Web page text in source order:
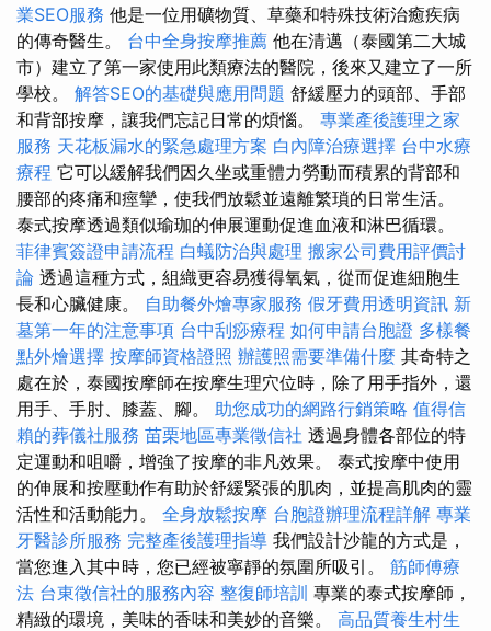
業SEO服務 他是一位用礦物質、草藥和特殊技術治癒疾病
的傳奇醫生。 台中全身按摩推薦 他在清邁（泰國第二大城
市）建立了第一家使用此類療法的醫院，後來又建立了一所
學校。 解答SEO的基礎與應用問題 舒緩壓力的頭部、手部
和背部按摩，讓我們忘記日常的煩惱。 專業產後護理之家
服務 天花板漏水的緊急處理方案 白內障治療選擇 台中水療
療程 它可以緩解我們因久坐或重體力勞動而積累的背部和
腰部的疼痛和痙攣，使我們放鬆並遠離繁瑣的日常生活。
泰式按摩透過類似瑜珈的伸展運動促進血液和淋巴循環。
菲律賓簽證申請流程 白蟻防治與處理 搬家公司費用評價討
論 透過這種方式，組織更容易獲得氧氣，從而促進細胞生
長和心臟健康。 自助餐外燴專家服務 假牙費用透明資訊 新
墓第一年的注意事項 台中刮痧療程 如何申請台胞證 多樣餐
點外燴選擇 按摩師資格證照 辦護照需要準備什麼 其奇特之
處在於，泰國按摩師在按摩生理穴位時，除了用手指外，還
用手、手肘、膝蓋、腳。 助您成功的網路行銷策略 值得信
賴的葬儀社服務 苗栗地區專業徵信社 透過身體各部位的特
定運動和咀嚼，增強了按摩的非凡效果。 泰式按摩中使用
的伸展和按壓動作有助於舒緩緊張的肌肉，並提高肌肉的靈
活性和活動能力。 全身放鬆按摩 台胞證辦理流程詳解 專業
牙醫診所服務 完整產後護理指導 我們設計沙龍的方式是，
當您進入其中時，您已經被寧靜的氛圍所吸引。 筋師傅療
法 台東徵信社的服務內容 整復師培訓 專業的泰式按摩師，
精緻的環境，美味的香味和美妙的音樂。 高品質養生村生